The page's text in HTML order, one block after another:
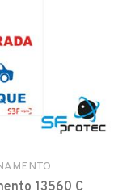
13560 C